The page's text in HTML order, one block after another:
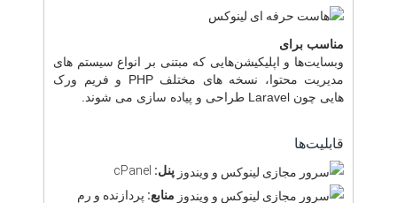
مناسب برای
وبسایت‌ها و اپلیکیشن‌هایی که مبتنی بر انواع سیستم های
مدیریت محتوا، نسخه های مختلف PHP و فریم ورک
هایی چون Laravel طراحی و پیاده سازی می شوند.
قابلیت‌ها
پنل:
منابع: پردازنده و رم